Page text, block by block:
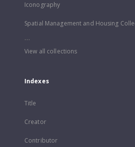
Iconography
Spatial Management and Housing
...
View all collections
Indexes
Title
Creator
Contributor